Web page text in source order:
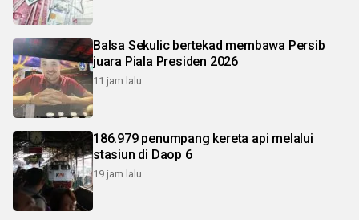
Balsa Sekulic bertekad membawa Persib
juara Piala Presiden 2026
11 jam lalu
186.979 penumpang kereta api melalui
stasiun di Daop 6
19 jam lalu